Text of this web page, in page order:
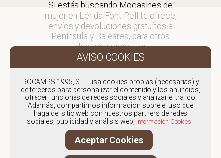
Si estás buscando Mocasines de
mujer en Lérida Font Pell te ofrece,
envíos y devoluciones gratuítos a
Península y Baleares, para otros
destinos consultar
en comercial@fontpell.com.
Los envíos a Lérida gestionados
entre semana se entregarán en
menos de 48 horas; los pedidos
realizados en fin de semana, el
producto se enviará a partir del
lunes.
ROCAMPS 1995, S.L. usa cookies propias (necesarias) y
de terceros para personalizar el contenido y los anuncios,
ofrecer funciones de redes sociales y analizar el tráfico.
Además, compartimos información sobre el uso que
haga del sitio web con nuestros partners de redes
sociales, publicidad y análisis web, Información Cookies.
Aceptar Cookies